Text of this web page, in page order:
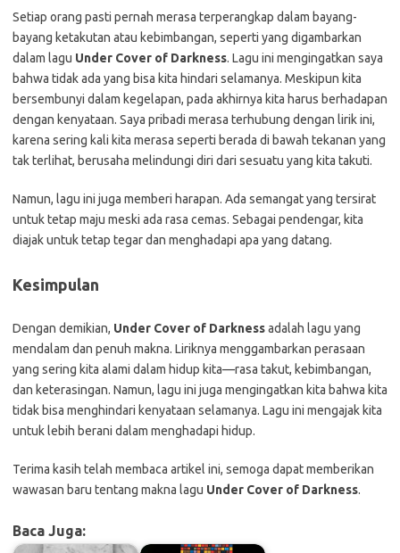
Setiap orang pasti pernah merasa terperangkap dalam bayang-
bayang ketakutan atau kebimbangan, seperti yang digambarkan
dalam lagu Under Cover of Darkness. Lagu ini mengingatkan saya
bahwa tidak ada yang bisa kita hindari selamanya. Meskipun kita
bersembunyi dalam kegelapan, pada akhirnya kita harus berhadapan
dengan kenyataan. Saya pribadi merasa terhubung dengan lirik ini,
karena sering kali kita merasa seperti berada di bawah tekanan yang
tak terlihat, berusaha melindungi diri dari sesuatu yang kita takuti.
Namun, lagu ini juga memberi harapan. Ada semangat yang tersirat
untuk tetap maju meski ada rasa cemas. Sebagai pendengar, kita
diajak untuk tetap tegar dan menghadapi apa yang datang.
Kesimpulan
Dengan demikian, Under Cover of Darknessadalah lagu yang
mendalam dan penuh makna. Liriknya menggambarkan perasaan
yang sering kita alami dalam hidup kita—rasa takut, kebimbangan,
dan keterasingan. Namun, lagu ini juga mengingatkan kita bahwa kita
tidak bisa menghindari kenyataan selamanya. Lagu ini mengajak kita
untuk lebih berani dalam menghadapi hidup.
Terima kasih telah membaca artikel ini, semoga dapat memberikan
wawasan baru tentang makna lagu Under Cover of Darkness.
Baca Juga: